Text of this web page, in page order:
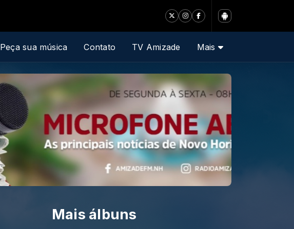
Peça sua música Contato TV Amizade Mais
Mais álbuns